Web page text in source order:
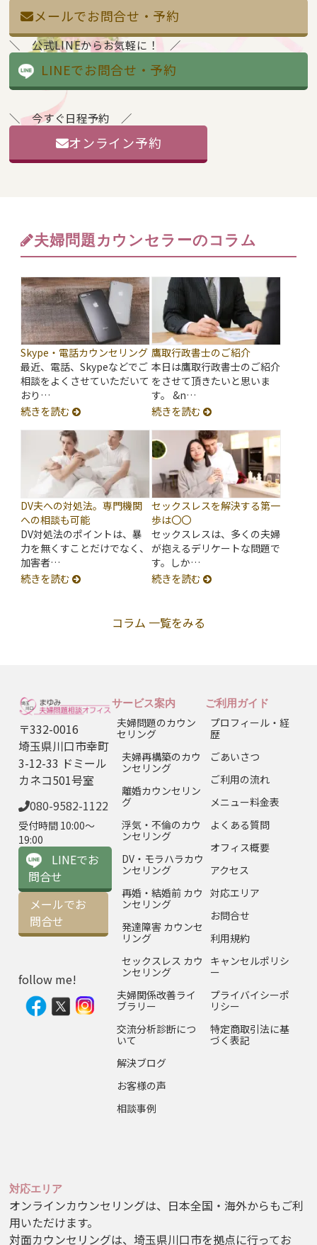
メールでお問合せ・予約
公式LINEからお気軽に！
LINEでお問合せ・予約
今すぐ日程予約
オンライン予約
夫婦問題カウンセラーのコラム
Skype・電話カウンセリング
最近、電話、Skypeなどでご
相談をよくさせていただいて
おり…
続きを読む
鷹取行政書士のご紹介
本日は鷹取行政書士のご紹介
をさせて頂きたいと思いま
す。 &n…
続きを読む
DV夫への対処法。専門機関
への相談も可能
DV対処法のポイントは、暴
力を無くすことだけでなく、
加害者…
続きを読む
セックスレスを解決する第一
歩は〇〇
セックスレスは、多くの夫婦
が抱えるデリケートな問題で
す。しか…
続きを読む
コラム 一覧をみる
〒332-0016
埼玉県川口市幸町
3-12-33 ドミール
カネコ501号室
080-9582-1122
受付時間 10:00〜
19:00
LINEでお
問合せ
メールでお
問合せ
follow me!
サービス案内
夫婦問題のカウン
セリング
夫婦再構築のカウ
ンセリング
離婚カウンセリン
グ
浮気・不倫のカウ
ンセリング
DV・モラハラカウ
ンセリング
再婚・結婚前 カウ
ンセリング
発達障害 カウンセ
リング
セックスレス カウ
ンセリング
夫婦関係改善ライ
ブラリー
交流分析診断につ
いて
解決ブログ
お客様の声
相談事例
ご利用ガイド
プロフィール・経
歴
ごあいさつ
ご利用の流れ
メニュー料金表
よくある質問
オフィス概要
アクセス
対応エリア
お問合せ
利用規約
キャンセルポリシ
ー
プライバイシーポ
リシー
特定商取引法に基
づく表記
対応エリア
オンラインカウンセリングは、日本全国・海外からもご利
用いただけます。
対面カウンセリングは、埼玉県川口市を拠点に行ってお